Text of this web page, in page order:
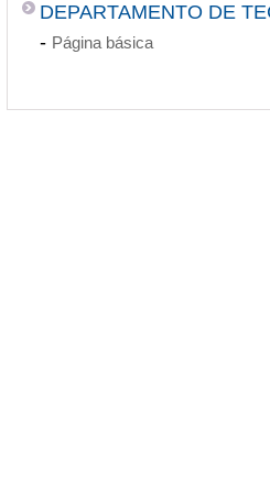
DEPARTAMENTO DE
- Página básica